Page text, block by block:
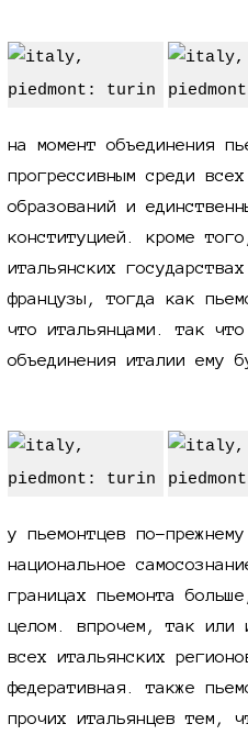
на момент объединения
прогрессивным среди
образований и
конституцией. кроме
итальянских
французы, тогда как
что итальянцами. так
объединения италии ему
у пьемонтцев по-
национальное
границах пьемонта
целом. впрочем, так или
всех итальянских
федеративная. также
прочих итальянцев тем,